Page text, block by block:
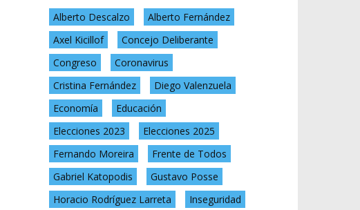
Alberto Descalzo
Alberto Fernández
Axel Kicillof
Concejo Deliberante
Congreso
Coronavirus
Cristina Fernández
Diego Valenzuela
Economía
Educación
Elecciones 2023
Elecciones 2025
Fernando Moreira
Frente de Todos
Gabriel Katopodis
Gustavo Posse
Horacio Rodríguez Larreta
Inseguridad